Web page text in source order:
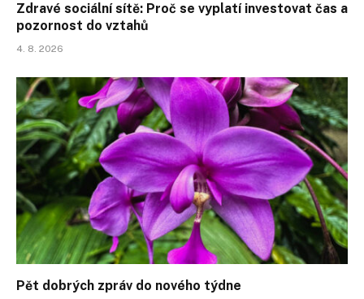
Zdravé sociální sítě: Proč se vyplatí investovat čas a
pozornost do vztahů
4. 8. 2026
Pět dobrých zpráv do nového týdne